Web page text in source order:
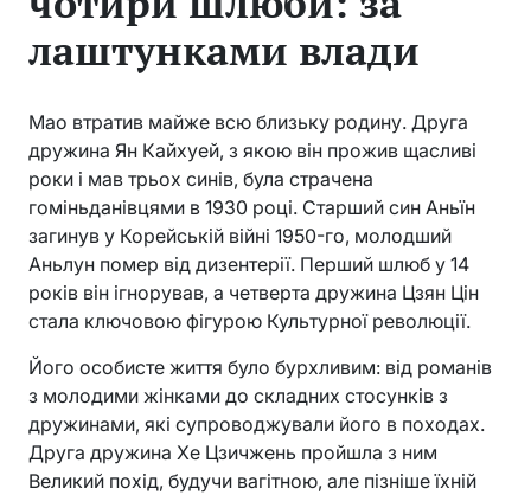
лаштунками влади
Мао втратив майже всю близьку родину. Друга
дружина Ян Кайхуей, з якою він прожив щасливі
роки і мав трьох синів, була страчена
гоміньданівцями в 1930 році. Старший син Аньїн
загинув у Корейській війні 1950-го, молодший
Аньлун помер від дизентерії. Перший шлюб у 14
років він ігнорував, а четверта дружина Цзян Цін
стала ключовою фігурою Культурної революції.
Його особисте життя було бурхливим: від романів
з молодими жінками до складних стосунків з
дружинами, які супроводжували його в походах.
Друга дружина Хе Цзичжень пройшла з ним
Великий похід, будучи вагітною, але пізніше їхній